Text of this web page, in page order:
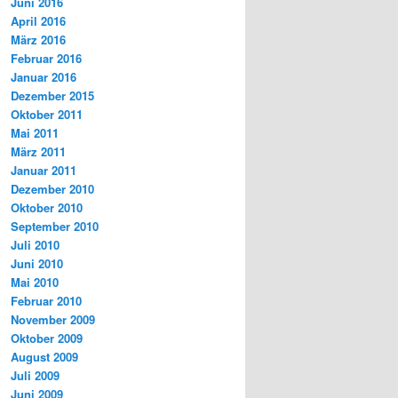
April 2016
März 2016
Februar 2016
Januar 2016
Dezember 2015
Oktober 2011
Mai 2011
März 2011
Januar 2011
Dezember 2010
Oktober 2010
September 2010
Juli 2010
Juni 2010
Mai 2010
Februar 2010
November 2009
Oktober 2009
August 2009
Juli 2009
Juni 2009